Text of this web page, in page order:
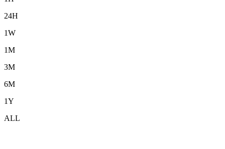
24H
1W
1M
3M
6M
1Y
ALL